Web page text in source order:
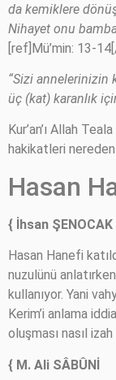
da kemiklere
Nihayet onu
[ref]Mü’min: 13-
“Sizi annelerinizin
üç (kat) karanlık
Kur’an’ı Allah
hakikatleri
Hasan
{ İhsan ŞENOCAK
Hasan Hanefi
nuzulünü
kullanıyor. Yani
Kerim’i anlama
oluşması nasıl
{ M. Ali SÂBÛNİ